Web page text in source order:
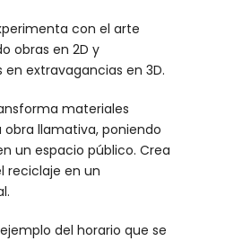
con el arte
obras en 2D y
extravagancias en 3D.
materiales
llamativa, poniendo
un espacio público. Crea
reciclaje en un
del horario que se